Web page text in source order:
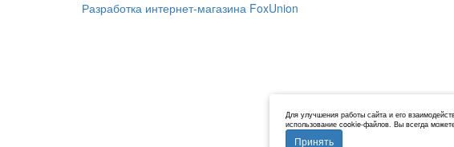
Разработка интернет-магазина FoxUnion
Для улучшения работы сайта и его
использование cookie-файлов. Вы всегда
Принять